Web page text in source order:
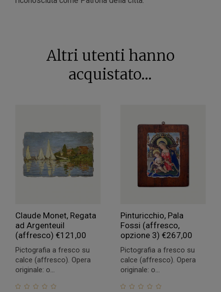
Altri utenti hanno
acquistato...
Claude Monet, Regata
ad Argenteuil
(affresco)€121,00
Pictografia a fresco su
calce (affresco). Opera
originale: o...
Pinturicchio, Pala
Fossi (affresco,
opzione 3) €267,00
Pictografia a fresco su
calce (affresco). Opera
originale: o...